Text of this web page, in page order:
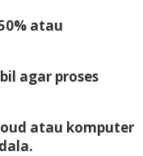
atau
agar proses
atau komputer